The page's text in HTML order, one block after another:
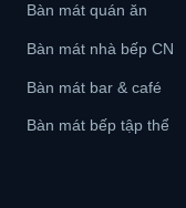
Bàn mát quán ăn
Bàn mát nhà bếp CN
Bàn mát bar & café
Bàn mát bếp tập thể